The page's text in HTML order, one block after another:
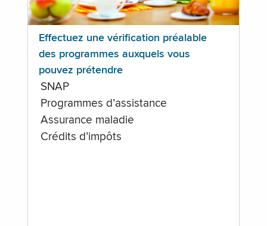
Effectuez une vérification préalable
des programmes auxquels vous
pouvez prétendre
SNAP
Programmes d’assistance
Assurance maladie
Crédits d’impôts